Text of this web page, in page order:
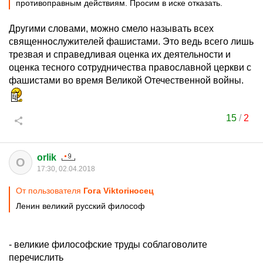
противоправным действиям. Просим в иске отказать.
Другими словами, можно смело называть всех
священнослужителей фашистами. Это ведь всего лишь
трезвая и справедливая оценка их деятельности и
оценка тесного сотрудничества православной церкви с
фашистами во время Великой Отечественной войны.
15 / 2
O orlik
17:30, 02.04.2018
От пользователя Гога Viktoriносец
Ленин великий русский философ
- великие философские труды соблаговолите
перечислить